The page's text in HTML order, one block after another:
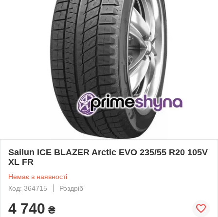
Sailun ICE BLAZER Arctic EVO 235/55 R20 105V
XL FR
Немає в наявності
Код: 364715
Роздріб
4 740 ₴